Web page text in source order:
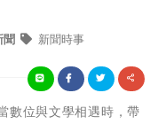
聞 新聞時事
位與文學相遇時，帶